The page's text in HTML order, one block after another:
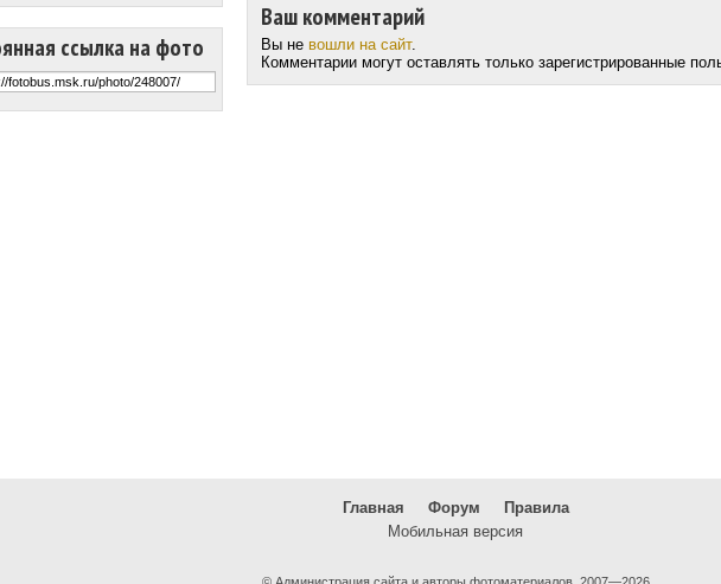
ссылка на фото
Ваш комментарий
Вы не вошли на сайт.
Комментарии могут оставлять только зарегистрированные
Главная Форум
Правила
Мобильная версия